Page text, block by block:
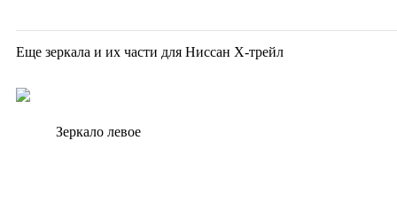
Еще зеркала и их части для Ниссан Х-трейл